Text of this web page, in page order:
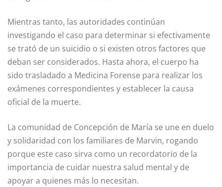
Mientras tanto, las autoridades continúan
investigando el caso para determinar si efectivamente
se trató de un suicidio o si existen otros factores que
deban ser considerados. Hasta ahora, el cuerpo ha
sido trasladado a Medicina Forense para realizar los
exámenes correspondientes y establecer la causa
oficial de la muerte.
La comunidad de Concepción de María se une en duelo
y solidaridad con los familiares de Marvin, rogando
porque este caso sirva como un recordatorio de la
importancia de cuidar nuestra salud mental y de
apoyar a quienes más lo necesitan.